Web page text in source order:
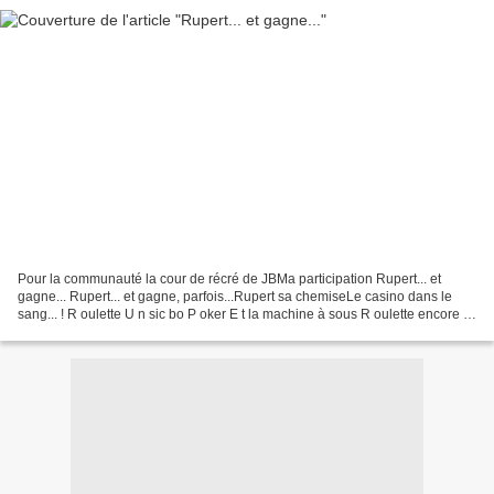
Pour la communauté la cour de récré de JBMa participation Rupert... et
gagne... Rupert... et gagne, parfois...Rupert sa chemiseLe casino dans le
sang... ! R oulette U n sic bo P oker E t la machine à sous R oulette encore T